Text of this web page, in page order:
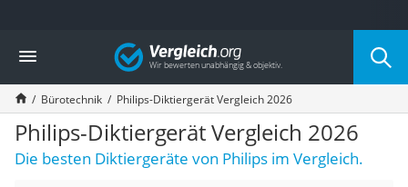
Die beliebtesten Vergleiche nach Kategorie
Wohnen
Matratzen-Topper
Matratzen
Konferenzlautsprecher
Tageslichtlampe
Badlüfter
Vergleich
Bürotechnik Philips-Diktiergerät Vergleich 2026
Philips-Diktiergerät Vergleich 2026
Die besten Diktiergeräte von Philips im Vergleich.